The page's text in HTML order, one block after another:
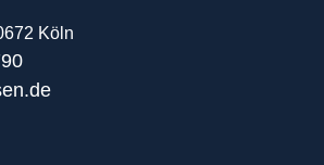
Köln